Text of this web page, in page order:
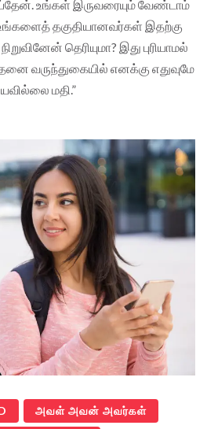
உங்கள் இருவரையும் வேண்டாம்
தகுதியானவர்கள் இதற்கு
தெரியுமா? இது புரியாமல்
வருந்துகையில் எனக்கு எதுவுமே
மதி.”
அவள் அவன் அவர்கள்